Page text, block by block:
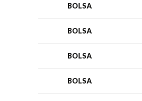
BOLSA
BOLSA
BOLSA
BOLSA